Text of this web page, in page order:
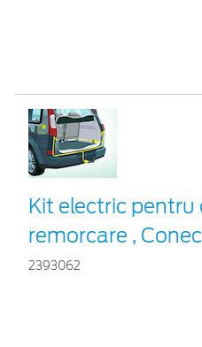
Kit electric pentru
remorcare ,
2393062